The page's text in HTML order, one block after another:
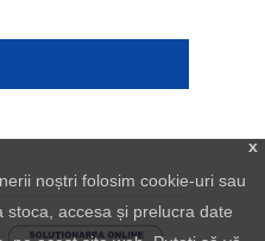
x
noștri folosim cookie-uri sau
accesa și prelucra date